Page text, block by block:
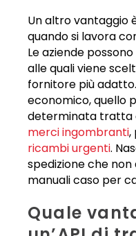
Un altro vantaggio
quando si lavora
Le aziende
alle quali viene
fornitore più
economico, quello
determinata tratta
merci ingombranti,
ricambi urgenti.
spedizione che
manuali caso per
Quale